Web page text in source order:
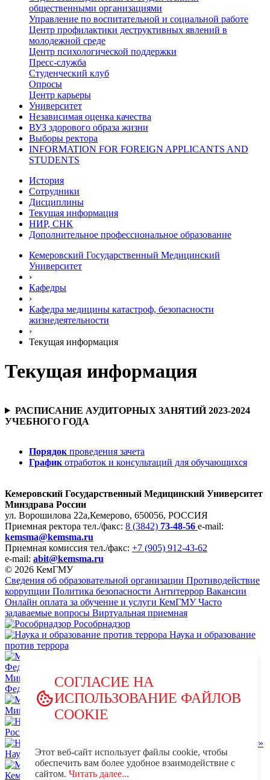
общественными организациями
Управление по воспитательной и социальной работе
Центр профилактики деструктивных явлений в
молодежной среде
Центр психологической поддержки
Пресс-служба
Студенческий клуб
Опросы
Центр карьеры
Университет
Независимая оценка качества
ВУЗ здорового образа жизни
Выборы ректора
INFORMATION FOR FOREIGN APPLICANTS AND
STUDENTS
История
Сотрудники
Дисциплины
Текущая информация
НИР, СНК
Дополнительное профессиональное образование
Кемеровский Государственный Медицинский
Университет
›
Кафедры
›
Кафедра медицины катастроф, безопасности
жизнедеятельности
›
Текущая информация
Текущая информация
РАСПИСАНИЕ АУДИТОРНЫХ ЗАНЯТИЙ 2023-2024
УЧЕБНОГО ГОДА
Порядок проведения зачета
График отработок и консультаций для обучающихся
Кемеровский Государственный Медицинский Университет
Минздрава России
ул. Ворошилова 22а,Кемерово, 650056, РОССИЯ
Приемная ректора тел./факс: 8 (3842) 73-48-56 e-mail:
kemsma@kemsma.ru
Приемная комиссия тел./факс: +7 (905) 912-43-62
e-mail: abit@kemsma.ru
© 2026 КемГМУ
Сведения об образовательной организации Противодействие
коррупции Политика безопасности Антитеррор Вакансии
Онлайн оплата за обучение и услуги КемГМУ Часто
задаваемые вопросы Виртуальная приемная
Рособрнадзор
Наука и образование
против террора
Министерство науки и высшего образования Российской
Федерации
Министерство просвещения Российской Федерации
НЦПТИ.РФ
Роспотребнадзор
Научно-образовательный центр мирового уровня «Кузбасс»
MAX - КемГМУ
VK -
КемГМУ
OK - КемГМУ
СОГЛАСИЕ НА
ИСПОЛЬЗОВАНИЕ ФАЙЛОВ
COOKIE
Этот веб-сайт использует файлы cookie, чтобы
обеспечить вам более удобное взаимодействие с
сайтом. Читать далее...